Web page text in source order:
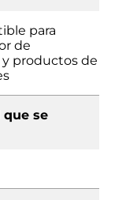
para
de
y productos de
que se